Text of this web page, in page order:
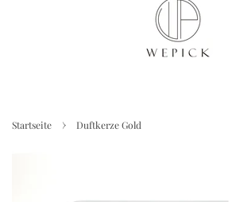
Startseite › Duftkerze Gold